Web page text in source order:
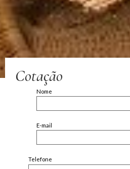
Cotação
Nome
E-mail
Telefone